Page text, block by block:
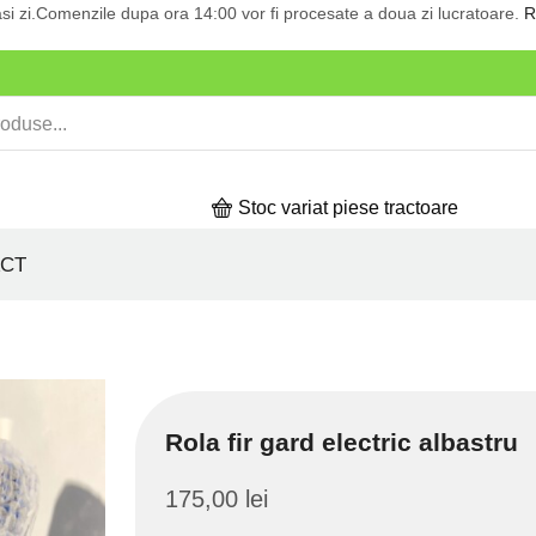
zi.Comenzile dupa ora 14:00 vor fi procesate a doua zi lucratoare.
Stoc variat piese tractoare
Rola fir gard electric albastru
175,00 lei